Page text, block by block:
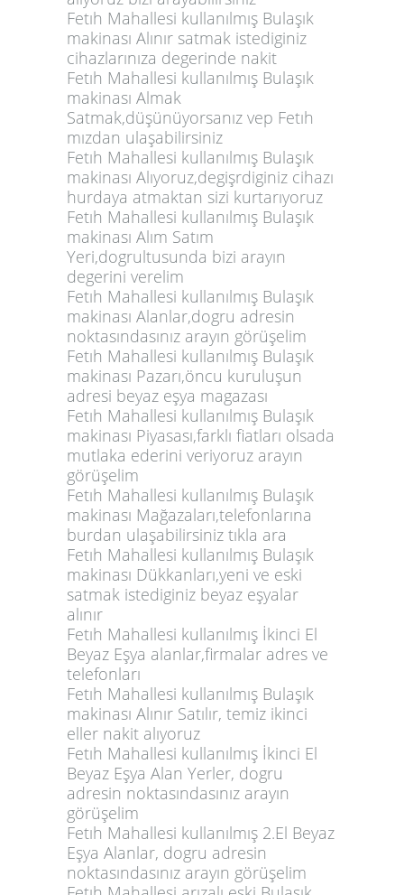
Fetıh Mahallesi kullanılmış Bulaşık
makinası Alınır satmak istediginiz
cihazlarınıza degerinde nakit
Fetıh Mahallesi kullanılmış Bulaşık
makinası Almak
Satmak,düşünüyorsanız vep Fetıh
mızdan ulaşabilirsiniz
Fetıh Mahallesi kullanılmış Bulaşık
makinası Alıyoruz,degişrdiginiz cihazı
hurdaya atmaktan sizi kurtarıyoruz
Fetıh Mahallesi kullanılmış Bulaşık
makinası Alım Satım
Yeri,dogrultusunda bizi arayın
degerini verelim
Fetıh Mahallesi kullanılmış Bulaşık
makinası Alanlar,dogru adresin
noktasındasınız arayın görüşelim
Fetıh Mahallesi kullanılmış Bulaşık
makinası Pazarı,öncu kuruluşun
adresi beyaz eşya magazası
Fetıh Mahallesi kullanılmış Bulaşık
makinası Piyasası,farklı fiatları olsada
mutlaka ederini veriyoruz arayın
görüşelim
Fetıh Mahallesi kullanılmış Bulaşık
makinası Mağazaları,telefonlarına
burdan ulaşabilirsiniz tıkla ara
Fetıh Mahallesi kullanılmış Bulaşık
makinası Dükkanları,yeni ve eski
satmak istediginiz beyaz eşyalar
alınır
Fetıh Mahallesi kullanılmış İkinci El
Beyaz Eşya alanlar,firmalar adres ve
telefonları
Fetıh Mahallesi kullanılmış Bulaşık
makinası Alınır Satılır, temiz ikinci
eller nakit alıyoruz
Fetıh Mahallesi kullanılmış İkinci El
Beyaz Eşya Alan Yerler, dogru
adresin noktasındasınız arayın
görüşelim
Fetıh Mahallesi kullanılmış 2.El Beyaz
Eşya Alanlar, dogru adresin
noktasındasınız arayın görüşelim